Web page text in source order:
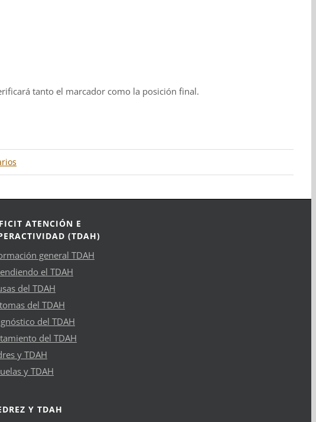
tanto el marcador como la posición final.
ATENCIÓN E
(TDAH)
general TDAH
el TDAH
del TDAH
del TDAH
del TDAH
del TDAH
y TDAH
y TDAH
Y TDAH